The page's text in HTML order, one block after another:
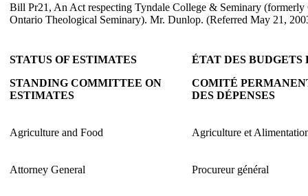
Bill Pr21, An Act respecting Tyndale College & Seminary
Ontario Theological Seminary). Mr. Dunlop. (Referred May 21,
STATUS OF ESTIMATES
STANDING COMMITTEE ON
ESTIMATES
ÉTAT DES BUDGETS
COMITÉ
DES DÉPENSES
Agriculture and Food Agriculture et
Attorney General Procureur général